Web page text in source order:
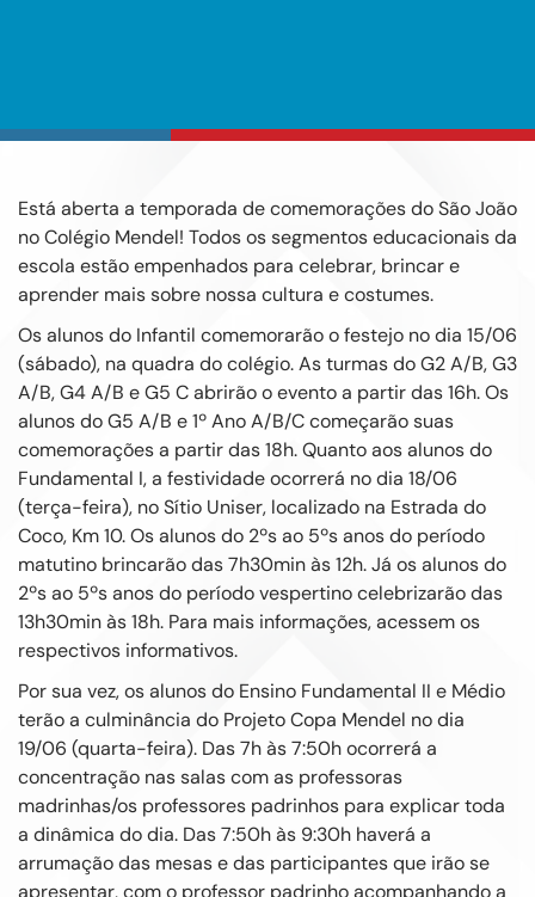
Está aberta a temporada de comemorações do São João
no Colégio Mendel! Todos os segmentos educacionais da
escola estão empenhados para celebrar, brincar e
aprender mais sobre nossa cultura e costumes.
Os alunos do Infantil comemorarão o festejo no dia 15/06
(sábado), na quadra do colégio. As turmas do G2 A/B, G3
A/B, G4 A/B e G5 C abrirão o evento a partir das 16h. Os
alunos do G5 A/B e 1º Ano A/B/C começarão suas
comemorações a partir das 18h. Quanto aos alunos do
Fundamental I, a festividade ocorrerá no dia 18/06
(terça-feira), no Sítio Uniser, localizado na Estrada do
Coco, Km 10. Os alunos do 2ºs ao 5ºs anos do período
matutino brincarão das 7h30min às 12h. Já os alunos do
2ºs ao 5ºs anos do período vespertino celebrizarão das
13h30min às 18h. Para mais informações, acessem os
respectivos informativos.
Por sua vez, os alunos do Ensino Fundamental II e Médio
terão a culminância do Projeto Copa Mendel no dia
19/06 (quarta-feira). Das 7h às 7:50h ocorrerá a
concentração nas salas com as professoras
madrinhas/os professores padrinhos para explicar toda
a dinâmica do dia. Das 7:50h às 9:30h haverá a
arrumação das mesas e das participantes que irão se